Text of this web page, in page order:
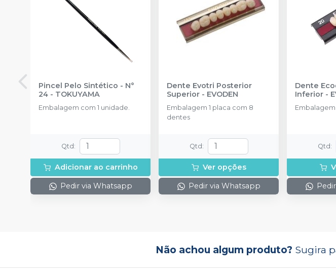
Pincel Pelo Sintético - N°
24 - TOKUYAMA
Embalagem com 1 unidade.
Qtd :
Adicionar ao carrinho
Pedir via Whatsapp
Dente Evotri Posterior
Superior - EVODEN
Embalagem 1 placa com 8
dentes
Qtd :
Ver opções
Pedir via Whatsapp
Dente
Inferior -
Qtd :
Não achou algum produto? Sugira